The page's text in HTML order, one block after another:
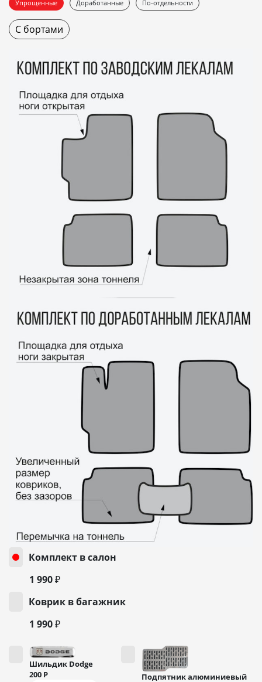
Упрощенные Доработанные По-отдельности
С бортами
Комплект в салон
1 990 ₽
Коврик в багажник
1 990 ₽
Шильдик Dodge
200 Р Подпятник алюминиевый